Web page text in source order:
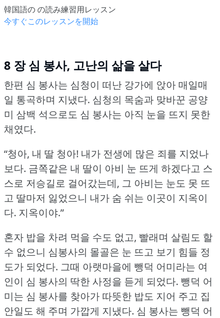
韓国語の の読み練習用レッスン
今すぐこのレッスンを開始
8 장 심 봉사, 고난의 삶을 살다
한편 심 봉사는 심청이 떠난 강가에 앉아 매일매
일 통곡하며 지냈다. 심청의 목숨과 맞바꾼 공양
미 삼백 석으로도 심 봉사는 아직 눈을 뜨지 못한
채였다.
“청아, 내 딸 청아! 내가 전생에 많은 죄를 지었나
보다. 금쪽같은 내 딸이 아비 눈 뜨게 하겠다고 스
스로 저승길로 걸어갔는데, 그 아비는 눈도 못 뜨
고 딸마저 잃었으니 내가 숨 쉬는 이곳이 지옥이
다. 지옥이야.”
혼자 밥을 차려 먹을 수도 없고, 빨래며 살림도 할
수 없으니 심봉사의 몰골은 눈 뜨고 보기 힘들 정
도가 되었다. 그때 아랫마을에 뺑덕 어미라는 여
인이 심 봉사의 딱한 사정을 듣게 되었다. 뺑덕 어
미는 심 봉사를 찾아가 따뜻한 밥도 지어 주고 집
안일도 해 주며 가깝게 지냈다. 심 봉사는 뺑덕 어